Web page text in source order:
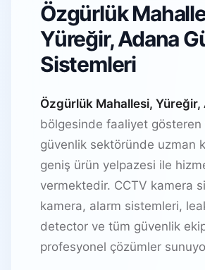
Özgürlük
Yüreğir, Adana
Sistemleri
Özgürlük Mahallesi, Yüreğir,
bölgesinde faaliyet gösteren
güvenlik sektöründe uzman
geniş ürün yelpazesi ile
vermektedir. CCTV kamera
kamera, alarm sistemleri,
detector ve tüm güvenlik
profesyonel çözümler